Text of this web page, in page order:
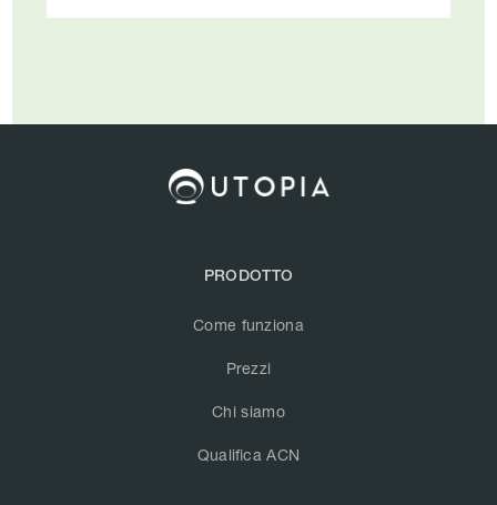
PRODOTTO
Come funziona
Prezzi
Chi siamo
Qualifica ACN